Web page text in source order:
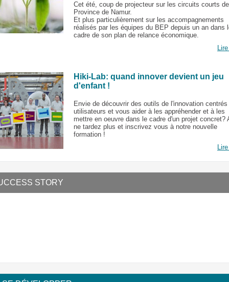
Cet été, coup de projecteur sur les circuits courts
Province de Namur.
Et plus particulièrement sur les accompagnements
réalisés par les équipes du BEP depuis un an dans
cadre de son plan de relance économique.
Hiki-Lab: quand innover devient un jeu
d'enfant !
Envie de découvrir des outils de l'innovation centrés
utilisateurs et vous aider à les appréhender et à les
mettre en oeuvre dans le cadre d'un projet concret?
ne tardez plus et inscrivez vous à notre nouvelle
formation !
STORY